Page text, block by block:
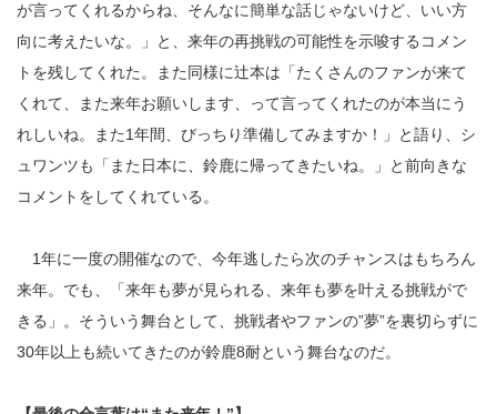
が言ってくれるからね、そんなに簡単な話じゃないけど、いい方
向に考えたいな。」と、来年の再挑戦の可能性を示唆するコメン
トを残してくれた。また同様に辻本は「たくさんのファンが来て
くれて、また来年お願いします、って言ってくれたのが本当にう
れしいね。また1年間、びっちり準備してみますか！」と語り、シ
ュワンツも「また日本に、鈴鹿に帰ってきたいね。」と前向きな
コメントをしてくれている。
1年に一度の開催なので、今年逃したら次のチャンスはもちろん
来年。でも、「来年も夢が見られる、来年も夢を叶える挑戦がで
きる」。そういう舞台として、挑戦者やファンの”夢”を裏切らずに
30年以上も続いてきたのが鈴鹿8耐という舞台なのだ。